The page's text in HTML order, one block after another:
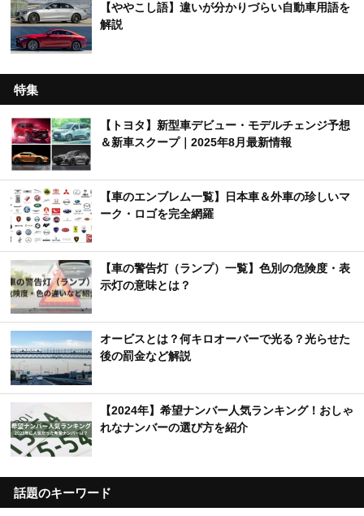
【ややこし語】違いが分かりづらい自動車用語を
解説
特集
【トヨタ】新型車デビュー・モデルチェンジ予想
＆新車スクープ｜2025年8月最新情報
【車のエンブレム一覧】日本車＆外車の珍しいマ
ーク・ロゴを完全網羅
【車の警告灯（ランプ）一覧】色別の危険度・表
示灯の意味とは？
オービスとは？何キロオーバーで光る？光らせた
後の罰金など解説
【2024年】希望ナンバー人気ランキング！おしゃ
れなナンバーの選び方を紹介
話題のキーワード